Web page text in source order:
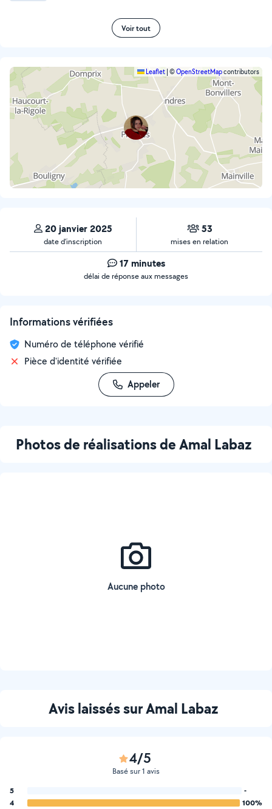
Voir tout
Leaflet ©OpenStreetMapcontributors
20 janvier 2025
date d’inscription
53
mises en relation
17 minutes
délai de réponse aux messages
Informations vérifiées
Numéro de téléphone vérifié
Pièce d'identité vérifiée
Appeler
Photos de réalisations de Amal Labaz
Aucune photo
Avis laissés sur Amal Labaz
4/5
Basé sur 1 avis
5
-
4
100%